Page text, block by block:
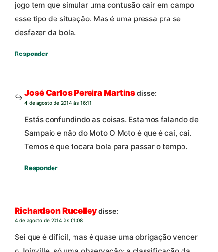
jogo tem que simular uma contusão cair em campo
esse tipo de situação. Mas é uma pressa pra se
desfazer da bola.
Responder
José Carlos Pereira Martinsdisse:
4 de agosto de 2014 às 16:11
Estás confundindo as coisas. Estamos falando de
Sampaio e não do Moto O Moto é que é cai, cai.
Temos é que tocara bola para passar o tempo.
Responder
Richardson Rucelleydisse:
4 de agosto de 2014 às 01:08
Sei que é difícil, mas é quase uma obrigação vencer